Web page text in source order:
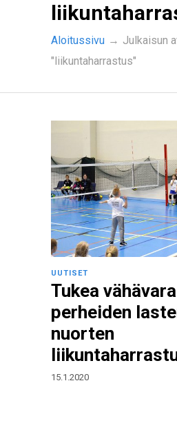
Aloitussivu → Julkaisun
"liikuntaharrastus"
UUTISET
Tukea
perheiden
nuorten
15.1.2020